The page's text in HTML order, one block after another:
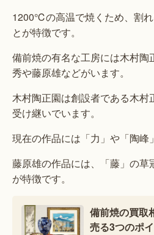
1200℃の高温で焼くため、割
とが特徴です。
備前焼の有名な工房には木村陶
秀や藤原雄などがいます。
木村陶正園は創設者である木村
受け継いでいます。
現在の作品には「力」や「陶峰
藤原雄の作品には、「藤」の草
が特徴です。
備前焼の買取
売る3つのポ